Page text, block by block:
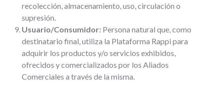
recolección, almacenamiento, uso, circulación o
supresión.
Usuario/Consumidor: Persona natural que, como
destinatario final, utiliza la Plataforma Rappi para
adquirir los productos y/o servicios exhibidos,
ofrecidos y comercializados por los Aliados
Comerciales a través de la misma.